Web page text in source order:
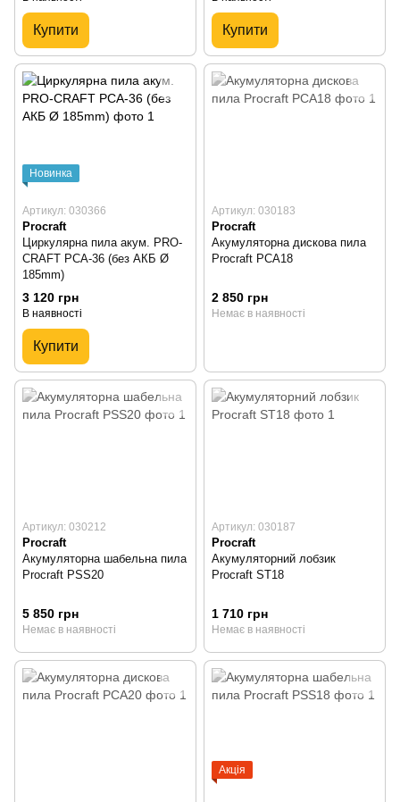
Купити Купити
Новинка
Артикул: 030366
Procraft
Циркулярна пила акум. PRO-
CRAFT PCA-36 (без АКБ Ø
185mm)
3 120 грн
В наявності
Купити
Артикул: 030183
Procraft
Акумуляторна дискова пила
Procraft PCA18
2 850 грн
Немає в наявності
Артикул: 030212
Procraft
Акумуляторна шабельна пила
Procraft PSS20
5 850 грн
Немає в наявності
Артикул: 030187
Procraft
Акумуляторний лобзик
Procraft ST18
1 710 грн
Немає в наявності
Акція